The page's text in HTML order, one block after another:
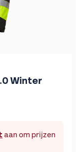
Winter
opties op de
aan om prijzen